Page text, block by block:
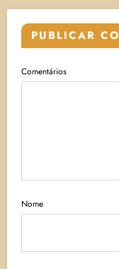
PUBLICAR
Comentários
Nome